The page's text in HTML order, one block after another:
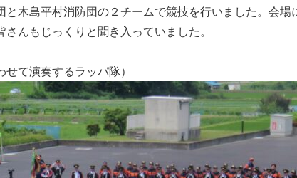
と木島平村消防団の２チームで競技を行いました。会場
んもじっくりと聞き入っていました。
せて演奏するラッパ隊）